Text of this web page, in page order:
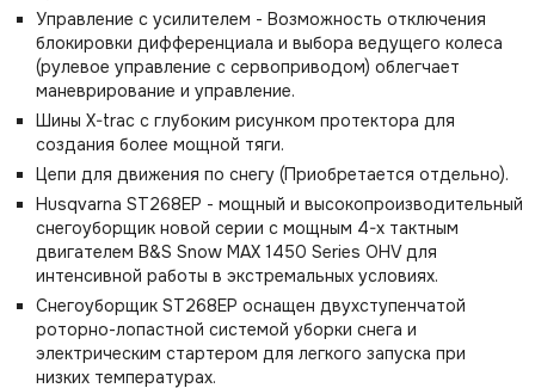
Управление с усилителем - Возможность отключения
блокировки дифференциала и выбора ведущего колеса
(рулевое управление с сервоприводом) облегчает
маневрирование и управление.
Шины X-trac с глубоким рисунком протектора для
создания более мощной тяги.
Цепи для движения по снегу (Приобретается отдельно).
Husqvarna ST268EP - мощный и высокопроизводительный
снегоуборщик новой серии с мощным 4-х тактным
двигателем B&S Snow MAX 1450 Series OHV для
интенсивной работы в экстремальных условиях.
Снегоуборщик ST268EP оснащен двухступенчатой
роторно-лопастной системой уборки снега и
электрическим стартером для легкого запуска при
низких температурах.